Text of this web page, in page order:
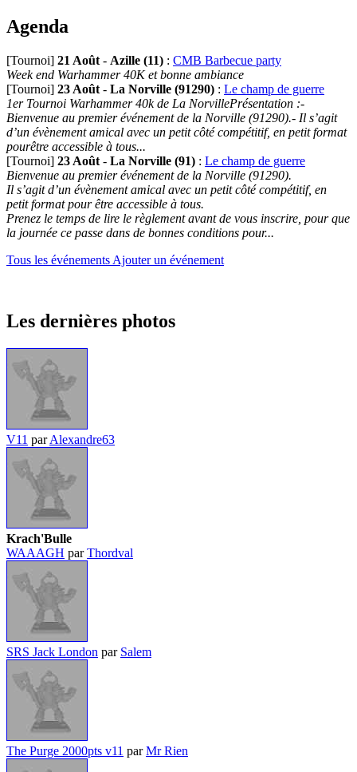
Agenda
[Tournoi] 21 Août - Azille (11) : CMB Barbecue party
Week end Warhammer 40K et bonne ambiance
[Tournoi] 23 Août - La Norville (91290) : Le champ de guerre
1er Tournoi Warhammer 40k de La NorvillePrésentation :-
Bienvenue au premier événement de la Norville (91290).- Il s’agit
d’un évènement amical avec un petit côté compétitif, en petit format
pourêtre accessible à tous...
[Tournoi] 23 Août - La Norville (91) : Le champ de guerre
Bienvenue au premier événement de la Norville (91290).
Il s’agit d’un évènement amical avec un petit côté compétitif, en
petit format pour être accessible à tous.
Prenez le temps de lire le règlement avant de vous inscrire, pour que
la journée ce passe dans de bonnes conditions pour...
Tous les événements Ajouter un événement
Les dernières photos
V11 parAlexandre63
Krach'Bulle
WAAAGH parThordval
SRS Jack London par Salem
The Purge 2000pts v11 parMr Rien